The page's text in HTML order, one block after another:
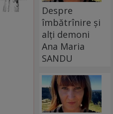
Despre
îmbătrînire și
alți demoni
Ana Maria
SANDU